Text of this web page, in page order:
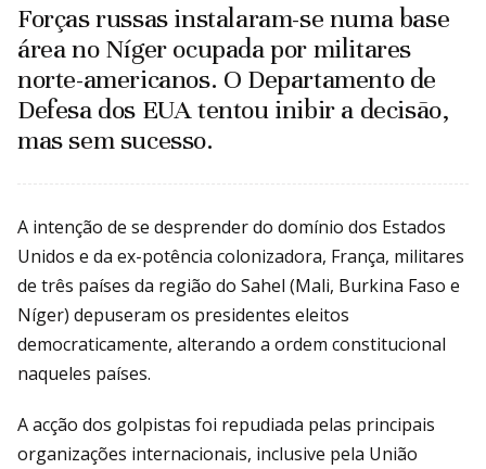
Forças russas instalaram-se numa base
área no Níger ocupada por militares
norte-americanos. O Departamento de
Defesa dos EUA tentou inibir a decisão,
mas sem sucesso.
A intenção de se desprender do domínio dos Estados
Unidos e da ex-potência colonizadora, França, militares
de três países da região do Sahel (Mali, Burkina Faso e
Níger) depuseram os presidentes eleitos
democraticamente, alterando a ordem constitucional
naqueles países.
A acção dos golpistas foi repudiada pelas principais
organizações internacionais, inclusive pela União